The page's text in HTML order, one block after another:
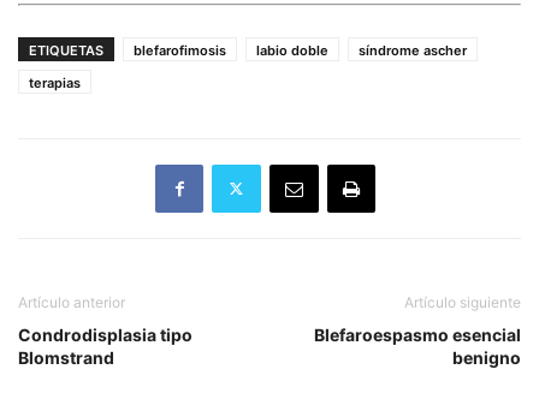
ETIQUETAS blefarofimosis labio doble
síndrome ascher
terapias
Artículo anterior
Condrodisplasia tipo
Blomstrand
Artículo siguiente
Blefaroespasmo esencial
benigno